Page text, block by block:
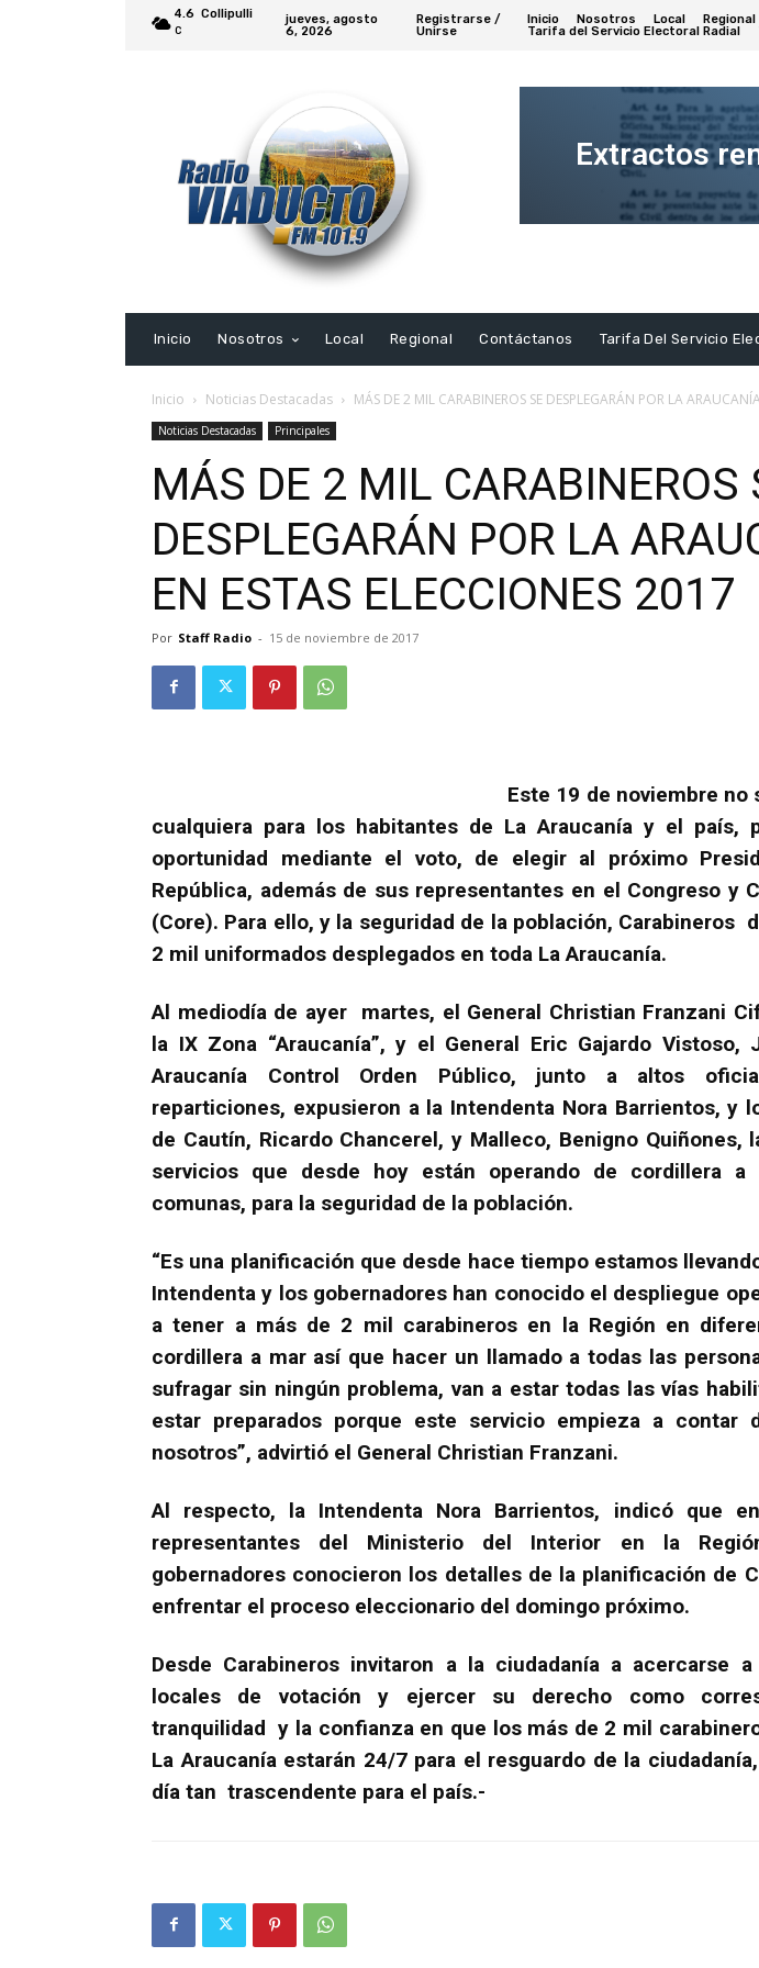
4.6
C
Collipulli
jueves, agosto
6, 2026
Registrarse /
Unirse
Inicio Nosotros Local Regional
Tarifa del Servicio Electoral Radial
Extractos
Extracto
Inicio
Nosotros Local Regional Contáctanos Tarifa Del Servicio
Inicio Noticias Destacadas MÁS DE 2 MIL CARABINEROS SE DESPLEGARÁN POR LA
Noticias Destacadas Principales
MÁS DE 2 MIL CARABINEROS
DESPLEGARÁN POR LA
EN ESTAS ELECCIONES 2017
Por Staff Radio - 15 de noviembre de 2017
Este 19 de noviembre no
cualquiera para los habitantes de La Araucanía y el país,
oportunidad mediante el voto, de elegir al próximo
República, además de sus representantes en el Congreso y
(Core). Para ello, y la seguridad de la población, Carabineros
2 mil uniformados desplegados en toda La Araucanía.
Al mediodía de ayer martes, el General Christian Franzani
la IX Zona “Araucanía”, y el General Eric Gajardo
Araucanía Control Orden Público, junto a altos
reparticiones, expusieron a la Intendenta Nora Barrientos, y
de Cautín, Ricardo Chancerel, y Malleco, Benigno Quiñones,
servicios que desde hoy están operando de cordillera
comunas, para la seguridad de la población.
“Es una planificación que desde hace tiempo estamos
Intendenta y los gobernadores han conocido el despliegue
a tener a más de 2 mil carabineros en la Región en
cordillera a mar así que hacer un llamado a todas las
sufragar sin ningún problema, van a estar todas las vías
estar preparados porque este servicio empieza a contar
nosotros”, advirtió el General Christian Franzani.
Al respecto, la Intendenta Nora Barrientos, indicó que
representantes del Ministerio del Interior en la
gobernadores conocieron los detalles de la planificación de
enfrentar el proceso eleccionario del domingo próximo.
Desde Carabineros invitaron a la ciudadanía a acercarse
locales de votación y ejercer su derecho como
tranquilidad y la confianza en que los más de 2 mil
La Araucanía estarán 24/7 para el resguardo de la
día tan trascendente para el país.-